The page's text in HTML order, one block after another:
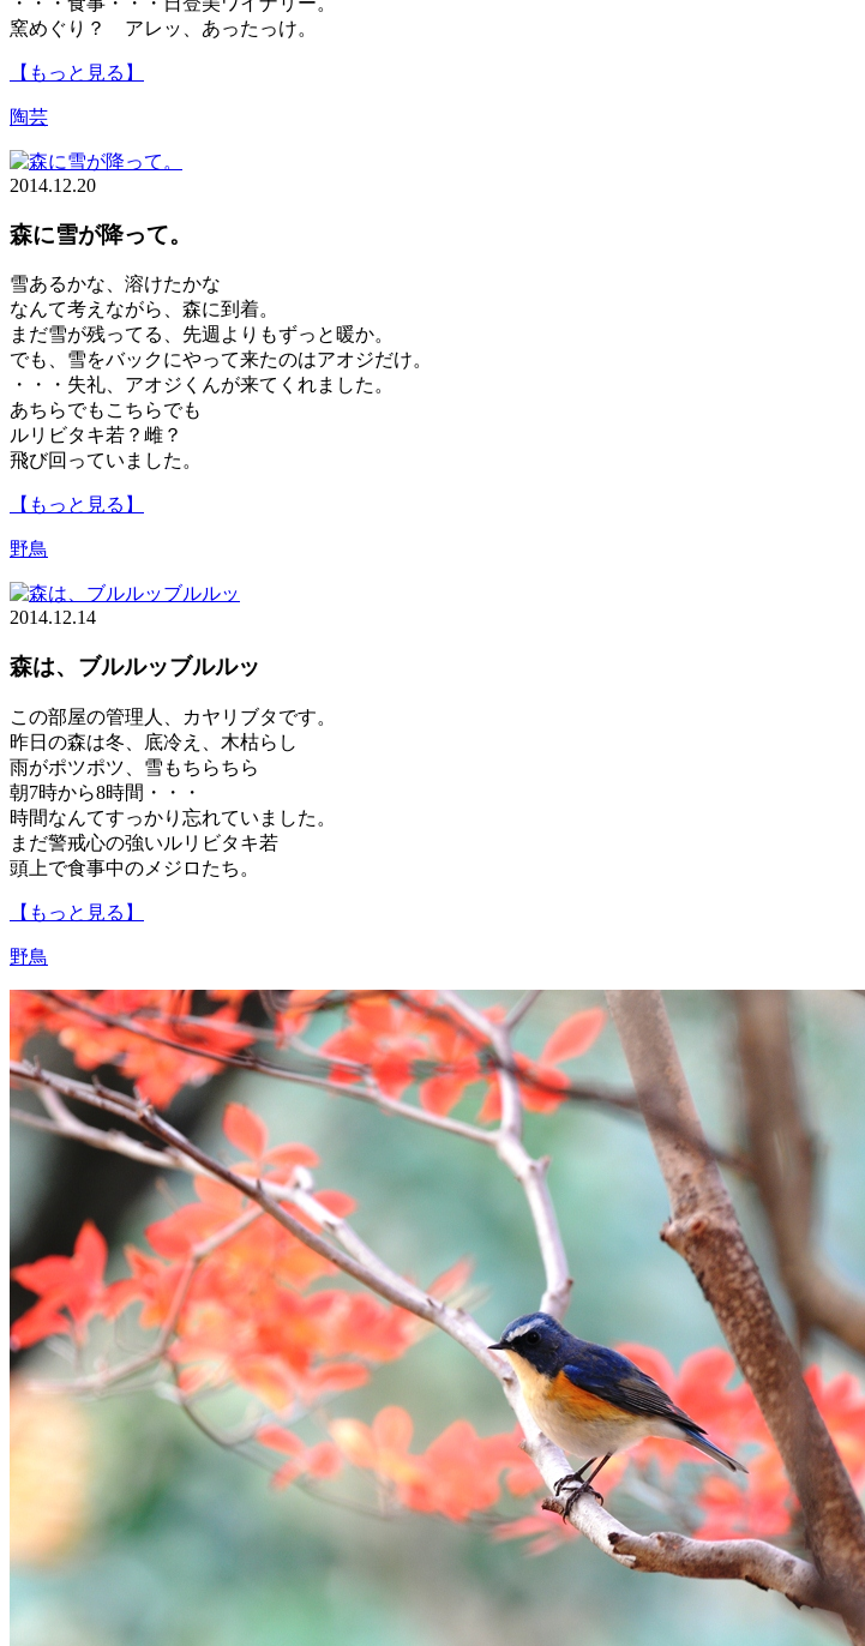
窯めぐり？ アレッ、あったっけ。
【もっと見る】
陶芸
2014.12.20
森に雪が降って。
雪あるかな、溶けたかな
なんて考えながら、森に到着。
まだ雪が残ってる、先週よりもずっと暖か。
でも、雪をバックにやって来たのはアオジだけ。
・・・失礼、アオジくんが来てくれました。
あちらでもこちらでも
ルリビタキ若？雌？
飛び回っていました。
【もっと見る】
野鳥
2014.12.14
森は、ブルルッブルルッ
この部屋の管理人、カヤリブタです。
昨日の森は冬、底冷え、木枯らし
雨がポツポツ、雪もちらちら
朝7時から8時間・・・
時間なんてすっかり忘れていました。
まだ警戒心の強いルリビタキ若
頭上で食事中のメジロたち。
【もっと見る】
野鳥